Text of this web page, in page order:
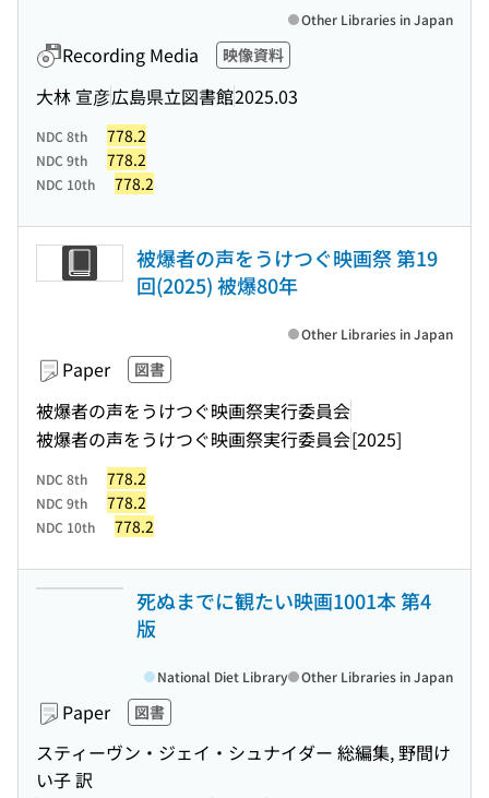
Recording Media 映像資料
大林 宣彦広島県立図書館2025.03
Other Libraries in Japan
NDC 8th 778.2
NDC 9th 778.2
NDC 10th 778.2
被爆者の声をうけつぐ映画祭 第19
回(2025) 被爆80年
Paper 図書
被爆者の声をうけつぐ映画祭実行委員会
被爆者の声をうけつぐ映画祭実行委員会[2025]
Other Libraries in Japan
NDC 8th 778.2
NDC 9th 778.2
NDC 10th 778.2
死ぬまでに観たい映画1001本 第4
版
Paper 図書
スティーヴン・ジェイ・シュナイダー 総編集, 野間け
い子 訳
National Diet Library Other Libraries in Japan